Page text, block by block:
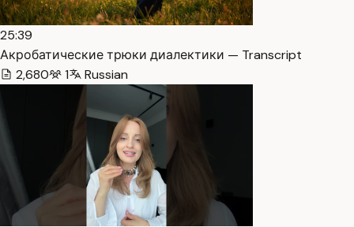
25:39
Акробатические трюки диалектики — Transcript
2,680
1 Russian